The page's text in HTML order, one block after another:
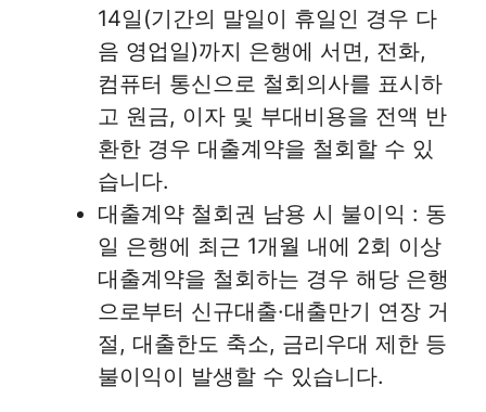
14일(기간의 말일이 휴일인 경우 다
음 영업일)까지 은행에 서면, 전화,
컴퓨터 통신으로 철회의사를 표시하
고 원금, 이자 및 부대비용을 전액 반
환한 경우 대출계약을 철회할 수 있
습니다.
대출계약 철회권 남용 시 불이익 : 동
일 은행에 최근 1개월 내에 2회 이상
대출계약을 철회하는 경우 해당 은행
으로부터 신규대출·대출만기 연장 거
절, 대출한도 축소, 금리우대 제한 등
불이익이 발생할 수 있습니다.